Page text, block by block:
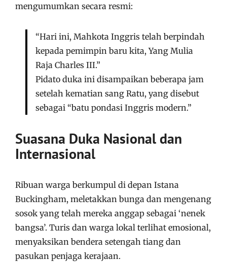
mengumumkan secara resmi:
“Hari ini, Mahkota Inggris telah berpindah
kepada pemimpin baru kita, Yang Mulia
Raja Charles III.”
Pidato duka ini disampaikan beberapa jam
setelah kematian sang Ratu, yang disebut
sebagai “batu pondasi Inggris modern.”
Suasana Duka Nasional dan
Internasional
Ribuan warga berkumpul di depan Istana
Buckingham, meletakkan bunga dan mengenang
sosok yang telah mereka anggap sebagai ‘nenek
bangsa’. Turis dan warga lokal terlihat emosional,
menyaksikan bendera setengah tiang dan
pasukan penjaga kerajaan.